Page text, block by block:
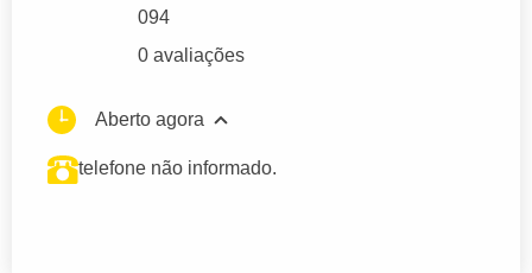
094
0 avaliações
Aberto agora
telefone não informado.